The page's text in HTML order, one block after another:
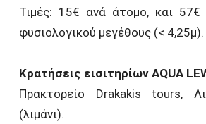
Τιμές: 15€ ανά άτομο, και 57€
φυσιολογικού μεγέθους (< 4,25μ).
Κρατήσεις εισιτηρίων AQUA
Πρακτορείο Drakakis tours,
(λιμάνι).